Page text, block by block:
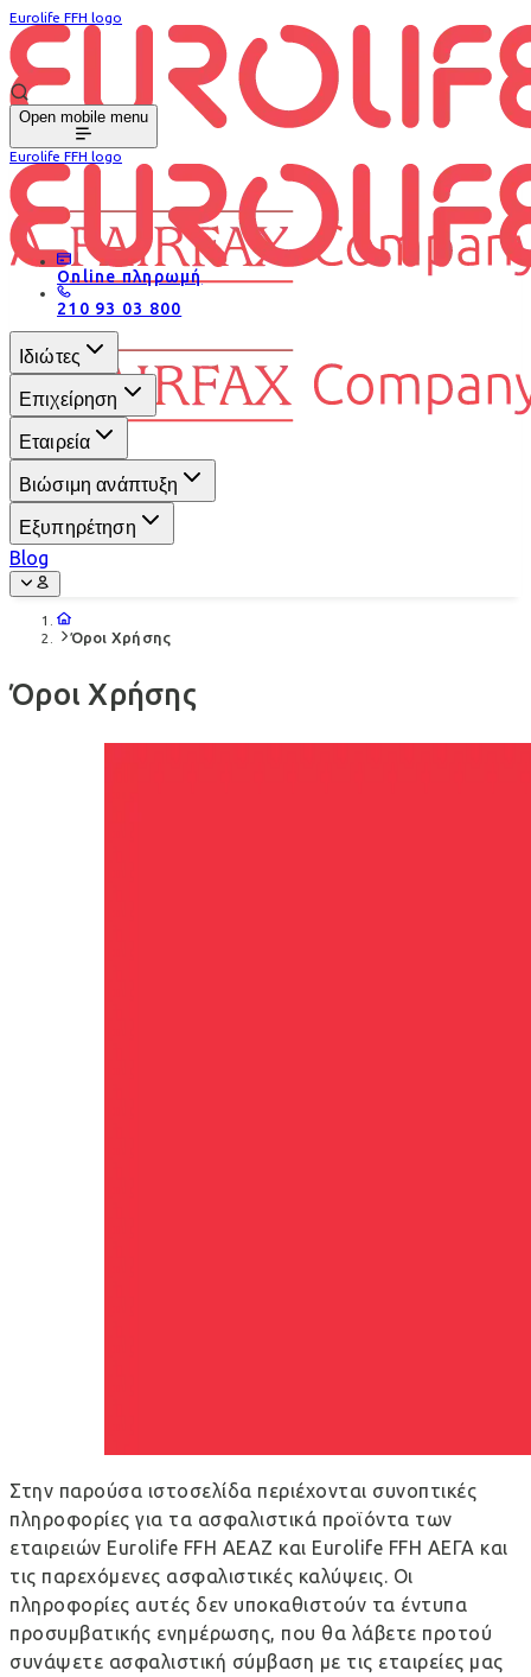
Eurolife FFH logo
Open mobile menu
Eurolife FFH logo
Online πληρωμή
210 93 03 800
Ιδιώτες
Επιχείρηση
Εταιρεία
Βιώσιμη ανάπτυξη
Εξυπηρέτηση
Blog
Όροι Χρήσης
Όροι Χρήσης
Στην παρούσα ιστοσελίδα περιέχονται συνοπτικές
πληροφορίες για τα ασφαλιστικά προϊόντα των
εταιρειών Eurolife FFH ΑΕΑΖ και Eurolife FFH ΑΕΓΑ και
τις παρεχόμενες ασφαλιστικές καλύψεις. Οι
πληροφορίες αυτές δεν υποκαθιστούν τα έντυπα
προσυμβατικής ενημέρωσης, που θα λάβετε προτού
συνάψετε ασφαλιστική σύμβαση με τις εταιρείες μας